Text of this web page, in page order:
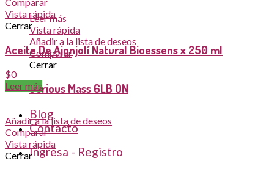
Leer más
Vista rápida
Añadir a la lista de deseos
Comparar
Cerrar
Serious Mass 6LB ON
Blog
Contacto
Ingresa - Registro
Vista rápida
Cerrar
Aceite De Ajonjolí Natural Bioessens x 250 ml
$0
Leer más
Añadir a la lista de deseos
Comparar
Vista rápida
Cerrar